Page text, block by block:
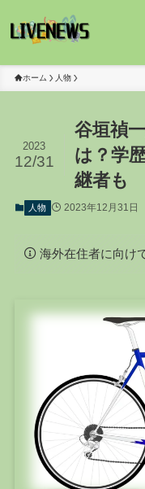
ホーム 人物
谷垣禎
は？学
継者も
2023
12/31
人物 2023年12月31日
海外在住者に向け